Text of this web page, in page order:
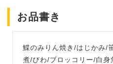
お品書き
鰈のみりん焼き/はじかみ/
煮/びわ/ブロッコリー/白身